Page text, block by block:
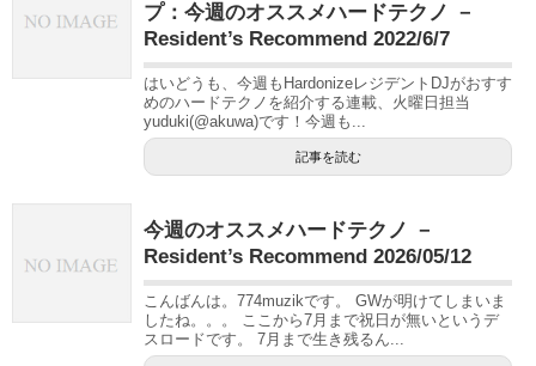
プ：今週のオススメハードテクノ －
Resident’s Recommend 2022/6/7
はいどうも、今週もHardonizeレジデントDJがおすす
めのハードテクノを紹介する連載、火曜日担当
yuduki(@akuwa)です！今週も...
記事を読む
今週のオススメハードテクノ －
Resident’s Recommend 2026/05/12
こんばんは。774muzikです。 GWが明けてしまいま
したね。。。 ここから7月まで祝日が無いというデ
スロードです。 7月まで生き残るん...